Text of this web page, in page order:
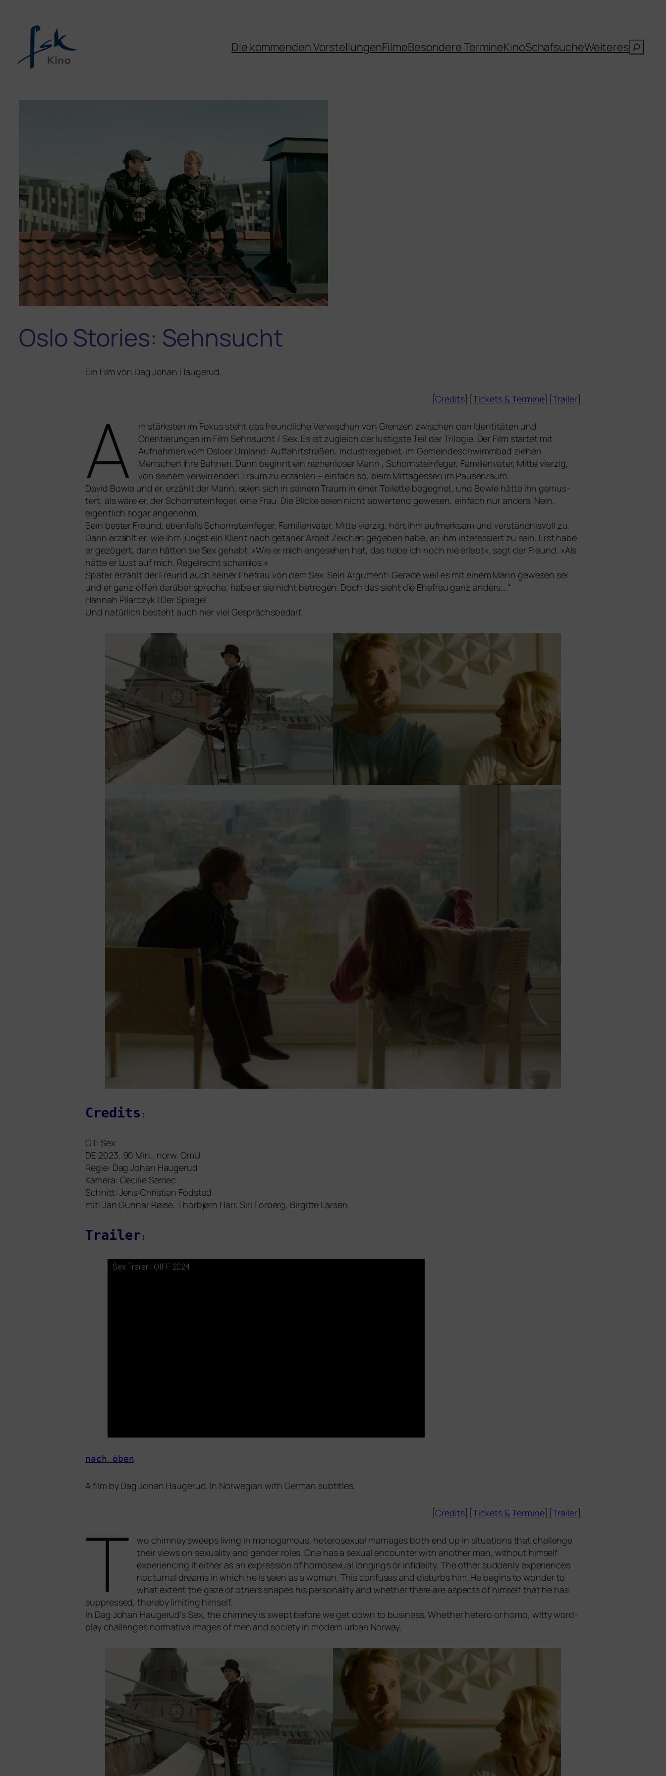
Die kommenden VorstellungenFilmeBesondere TermineKinoSchafsucheWeiteresSuchen
Oslo Stories: Sehnsucht
Ein Film von Dag Johan Haugerud.
[Credits] [Tickets &Termine] [Trailer]
A
m stärks­ten im Fokus steht das freund­li­che Verwischen von Grenzen zwi­schen den Identitäten und
Orientierungen im Film Sehnsucht / Sex. Es ist zugleich der lus­tigs­te Teil der Trilogie. Der Film star­tet mit
Aufnahmen vom Osloer Umland: Auffahrtstraßen, Industriegebiet, im Gemeindeschwimmbad zie­hen
Menschen ihre Bahnen. Dann beginnt ein namen­lo­ser Mann , Schornsteinfeger, Familienvater, Mitte vier­zig,
von sei­nem ver­wir­ren­den Traum zu erzäh­len – ein­fach so, beim Mittagessen im Pausenraum.
David Bowie und er, erzählt der Mann, sei­en sich in sei­nem Traum in einer Toilette begeg­net, und Bowie hät­te ihn gemus­
tert, als wäre er, der Schornsteinfeger, eine Frau. Die Blicke sei­en nicht abwer­tend gewe­sen, ein­fach nur anders. Nein,
eigent­lich sogar ange­nehm.
Sein bes­ter Freund, eben­falls Schornsteinfeger, Familienvater, Mitte vier­zig, hört ihm auf­merk­sam und ver­ständ­nis­voll zu.
Dann erzählt er, wie ihm jüngst ein Klient nach geta­ner Arbeit Zeichen gege­ben habe, an ihm inter­es­siert zu sein. Erst habe
er gezö­gert, dann hät­ten sie Sex gehabt. »Wie er mich ange­se­hen hat, das habe ich noch nie erlebt«, sagt der Freund. »Als
hät­te er Lust auf mich. Regelrecht scham­los.«
Später erzählt der Freund auch sei­ner Ehefrau von dem Sex. Sein Argument: Gerade weil es mit einem Mann gewe­sen sei
und er ganz offen dar­über spre­che, habe er sie nicht betro­gen. Doch das sieht die Ehefrau ganz anders….“
Hannah Pilarczyk | Der Spiegel
Und natür­lich besteht auch hier viel Gesprächsbedarf.
Credits :
OT: Sex
DE 2023, 90 Min., norw. OmU
Regie: Dag Johan Haugerud
Kamera: Cecilie Semec
Schnitt: Jens Christian Fodstad
mit: Jan Gunnar Røise, Thorbjørn Harr, Siri Forberg, Birgitte Larsen
Trailer :
Sex Trailer | OIFF 2024
nach oben
A film by Dag Johan Haugerud. In Norwegian with German subtitles.
[Credits] [Tickets &Termine] [Trailer]
T
wo chim­ney sweeps living in mono­ga­mous, hete­ro­se­xu­al mar­ria­ges both end up in situa­tions that chall­enge
their views on sexua­li­ty and gen­der roles. One has a sexu­al encoun­ter with ano­ther man, wit­hout hims­elf
expe­ri­en­cing it eit­her as an expres­si­on of homo­se­xu­al lon­gings or infi­de­li­ty. The other sud­den­ly expe­ri­en­ces
noc­turnal dreams in which he is seen as a woman. This con­fu­ses and dis­turbs him. He beg­ins to won­der to
what ext­ent the gaze of others shapes his per­so­na­li­ty and whe­ther the­re are aspects of hims­elf that he has
sup­pres­sed, ther­eby limi­ting hims­elf.
In Dag Johan Haugerud’s Sex, the chim­ney is swept befo­re we get down to busi­ness. Whether hete­ro or homo, wit­ty word­
play chal­lenges nor­ma­ti­ve images of men and socie­ty in modern urban Norway.